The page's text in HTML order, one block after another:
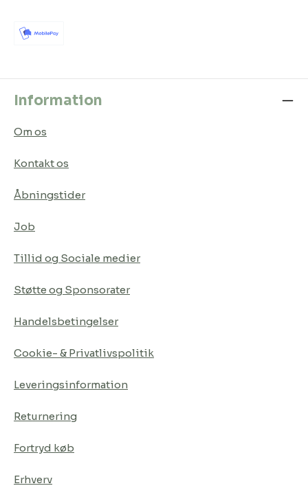
Information
Om os
Kontakt os
Åbningstider
Job
Tillid og Sociale medier
Støtte og Sponsorater
Handelsbetingelser
Cookie- & Privatlivspolitik
Leveringsinformation
Returnering
Fortryd køb
Erhverv